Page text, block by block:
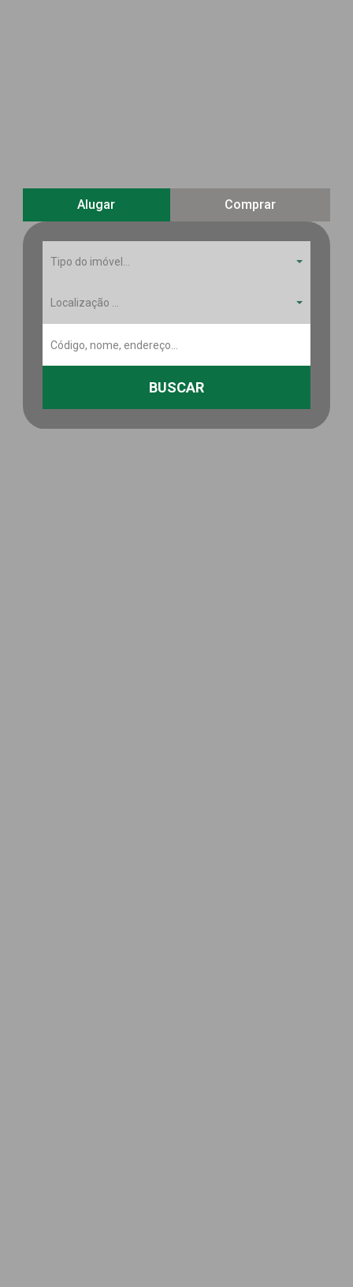
Alugar Comprar
Tipo do imóvel...
Localização ...
BUSCAR